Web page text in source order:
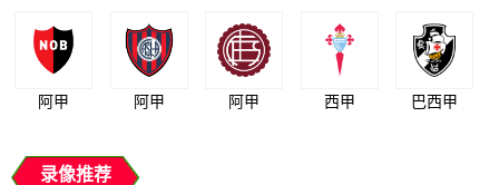
阿甲 阿甲 阿甲 西甲 巴西甲
录像推荐